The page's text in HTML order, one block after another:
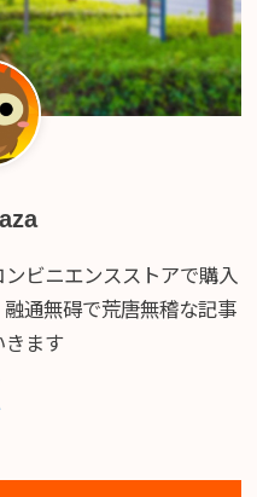
ビニエンスストアで購入
通無碍で荒唐無稽な記事
きます